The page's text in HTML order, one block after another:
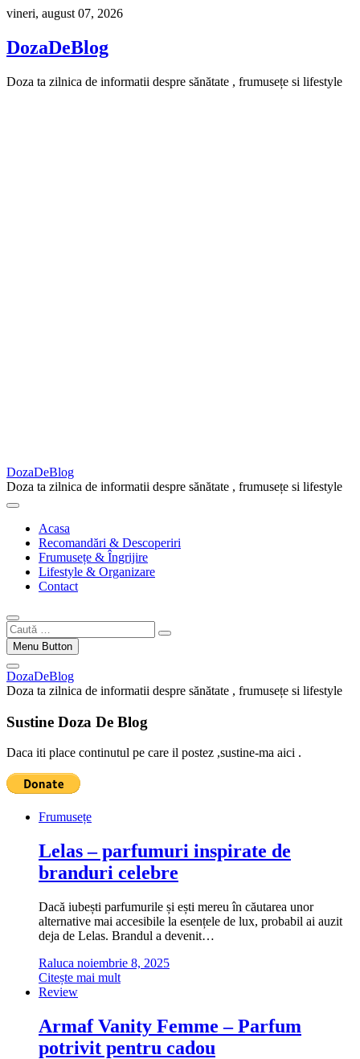
Skip
content
vineri, august 07, 2026
DozaDeBlog
Doza ta zilnica de informatii despre sănătate , frumusețe si lifestyle
DozaDeBlog
Doza ta zilnica de informatii despre sănătate , frumusețe si lifestyle
Acasa
Recomandări & Descoperiri
Frumusețe & Îngrijire
Lifestyle & Organizare
Contact
Caută
…Menu Button
DozaDeBlog
Doza ta zilnica de informatii despre sănătate , frumusețe si lifestyle
Sustine Doza De Blog
Daca iti place continutul pe care il postez ,sustine-ma aici .
Frumusețe
Lelas – parfumuri inspirate de
branduri celebre
Dacă iubești parfumurile și ești mereu în căutarea unor
alternative mai accesibile la esențele de lux, probabil ai auzit
deja de Lelas. Brandul a devenit…
Raluca noiembrie 8, 2025
Citește mai mult
Review
Armaf Vanity Femme – Parfum
potrivit pentru cadou